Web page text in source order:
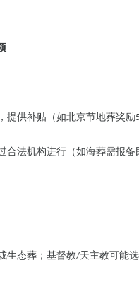
提供补贴（如北京节地葬奖励
合法机构进行（如海葬需报备
生态葬；基督教/天主教可能